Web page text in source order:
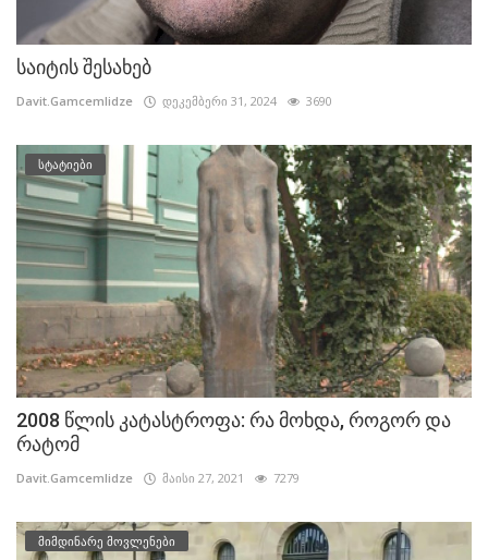
საიტის შესახებ
Davit.Gamcemlidze დეკემბერი 31, 2024 3690
სტატიები
2008 წლის კატასტროფა: რა მოხდა, როგორ და
რატომ
Davit.Gamcemlidze მაისი 27, 2021 7279
მიმდინარე მოვლენები